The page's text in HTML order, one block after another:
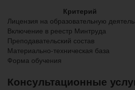
Критерий
Лицензия на образовательную
Включение в реестр Минтруда
Преподавательский состав
Материально-техническая база
Форма обучения
Консультационные